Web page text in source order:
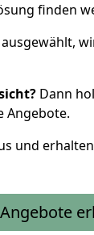
finden
Dann
Angebote.
und